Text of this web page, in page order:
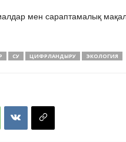
мен сараптамалық
СУ ЦИФРЛАНДЫРУ ЭКОЛОГИЯ